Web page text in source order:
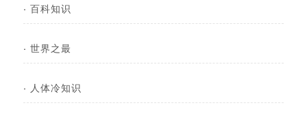
· 百科知识
· 世界之最
· 人体冷知识